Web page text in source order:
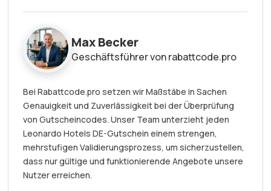
Max Becker
Geschäftsführer von rabattcode.pro
Bei Rabattcode.pro setzen wir Maßstäbe in Sachen
Genauigkeit und Zuverlässigkeit bei der Überprüfung
von Gutscheincodes. Unser Team unterzieht jeden
Leonardo Hotels DE-Gutschein einem strengen,
mehrstufigen Validierungsprozess, um sicherzustellen,
dass nur gültige und funktionierende Angebote unsere
Nutzer erreichen.